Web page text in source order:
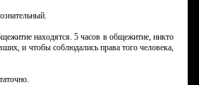
находятся. 5 часов в общежитие, никто
и чтобы соблюдались права того человека,